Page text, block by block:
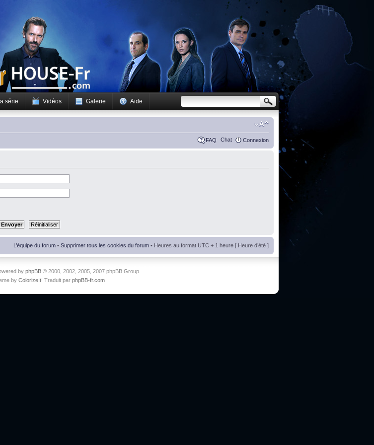
série Vidéos Galerie Aide
FAQ Chat Connexion
L’équipe du forum • Supprimer tous les cookies du forum • Heures au format UTC + 1 heure [ Heure d’été ]
by phpBB© 2000, 2002, 2005, 2007 phpBB Group.
by ColorizeIt! Traduit par phpBB-fr.com